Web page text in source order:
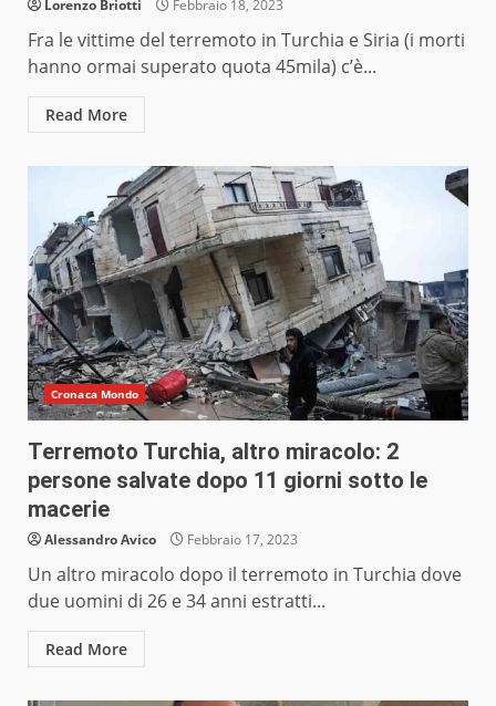
Lorenzo Briotti Febbraio 18, 2023
Fra le vittime del terremoto in Turchia e Siria (i morti
hanno ormai superato quota 45mila) c’è...
Read More
Cronaca Mondo
Terremoto Turchia, altro miracolo: 2
persone salvate dopo 11 giorni sotto le
macerie
Alessandro Avico Febbraio 17, 2023
Un altro miracolo dopo il terremoto in Turchia dove
due uomini di 26 e 34 anni estratti...
Read More